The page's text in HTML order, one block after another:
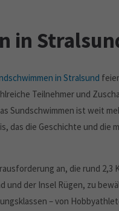
in
in Stralsund
Teilnehmer und
Sundschwimmen ist weit
das die Geschichte und die
an, die rund
und der Insel Rügen, zu
– von